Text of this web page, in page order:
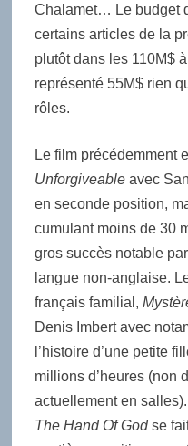
Chalamet… Le budget
certains articles de la
plutôt dans les 110M$
représenté 55M$ rien
rôles.
Le film précédemment
Unforgiveableavec
en seconde position,
cumulant moins de 30
gros succès notable
langue non-anglaise.
français familial,
Denis Imbert avec
l’histoire d’une petite
millions d’heures (non
actuellement en
The Hand Of Godse